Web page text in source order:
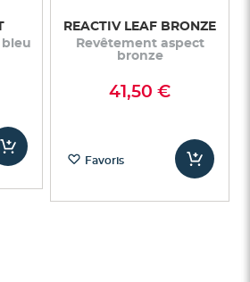
REACTIV LEAF BRONZE
Revêtement aspect
bronze
41,50 €
Favoris